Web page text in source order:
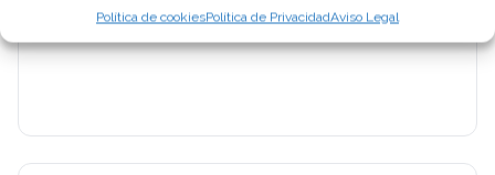
Política de cookiesPolítica de PrivacidadAviso Legal